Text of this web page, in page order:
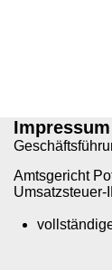
Impressum
Amtsgericht